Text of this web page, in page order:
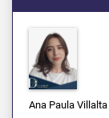
Ana Paula Villalta